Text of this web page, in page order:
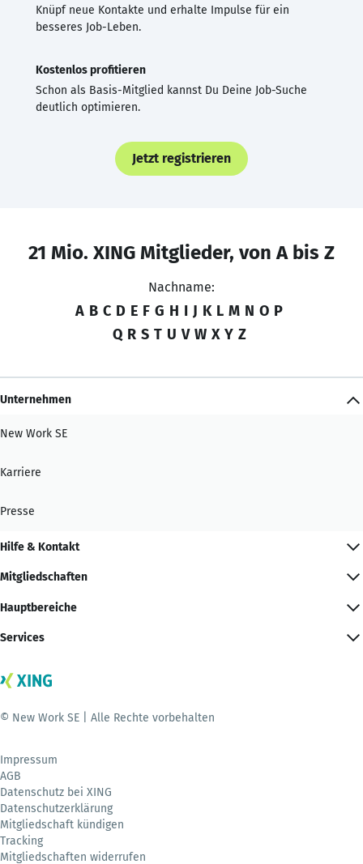
Knüpf neue Kontakte und erhalte Impulse für ein
besseres Job-Leben.
Kostenlos profitieren
Schon als Basis-Mitglied kannst Du Deine Job-Suche
deutlich optimieren.
Jetzt registrieren
21 Mio. XING Mitglieder, von A bis Z
Nachname:
A B C D E F G H I J K L M N O P
Q R S T U V W X Y Z
Unternehmen
New Work SE
Karriere
Presse
Hilfe & Kontakt
Mitgliedschaften
Hauptbereiche
Services
© New Work SE | Alle Rechte vorbehalten
Impressum
AGB
Datenschutz bei XING
Datenschutzerklärung
Mitgliedschaft kündigen
Tracking
Mitgliedschaften widerrufen